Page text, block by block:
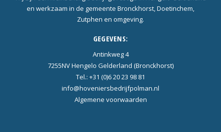
en werkzaam in de gemeente Bronckhorst, Doetinchem,
Zutphen en omgeving.
GEGEVENS:
Antinkweg 4
7255NV Hengelo Gelderland (Bronckhorst)
Tel.: +31 (0)6 20 23 98 81
info@hoveniersbedrijfpolman.nl
Algemene voorwaarden